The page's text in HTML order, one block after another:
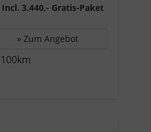
Incl. 3.440,- Gratis-Paket
» Zum Angebot